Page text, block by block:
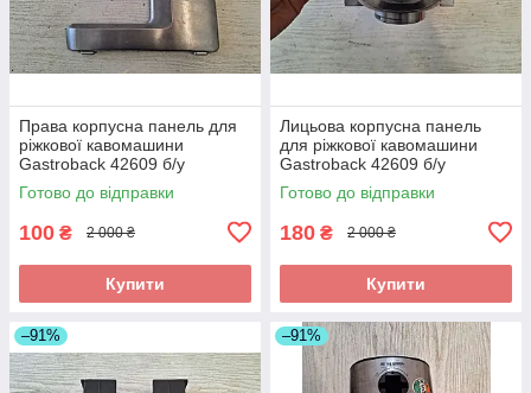
Права корпусна панель для
ріжкової кавомашини
Gastroback 42609 б/у
Готово до відправки
100 ₴ 2 000 ₴
Купити
Лицьова корпусна панель
для ріжкової кавомашини
Gastroback 42609 б/у
Готово до відправки
180 ₴ 2 000 ₴
Купити
–91% –91%